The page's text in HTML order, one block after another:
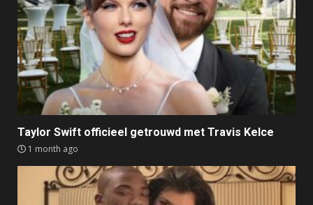
Taylor Swift officieel getrouwd met Travis Kelce
1 month ago